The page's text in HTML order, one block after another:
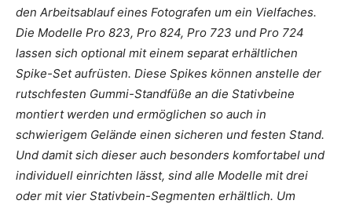
den Arbeitsablauf eines Fotografen um ein Vielfaches.
Die Modelle Pro 823, Pro 824, Pro 723 und Pro 724
lassen sich optional mit einem separat erhältlichen
Spike-Set aufrüsten. Diese Spikes können anstelle der
rutschfesten Gummi-Standfüße an die Stativbeine
montiert werden und ermöglichen so auch in
schwierigem Gelände einen sicheren und festen Stand.
Und damit sich dieser auch besonders komfortabel und
individuell einrichten lässt, sind alle Modelle mit drei
oder mit vier Stativbein-Segmenten erhältlich. Um